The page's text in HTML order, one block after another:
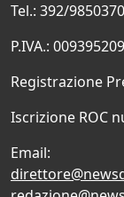
Tel.: 392/9850370
P.IVA.:
Registrazione
Iscrizione ROC
Email: